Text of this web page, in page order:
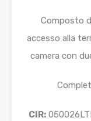
Composto
accesso alla
camera con
CIR: